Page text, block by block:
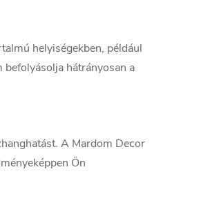
helyiségekben, például
hátrányosan a
A Mardom Decor
Ön